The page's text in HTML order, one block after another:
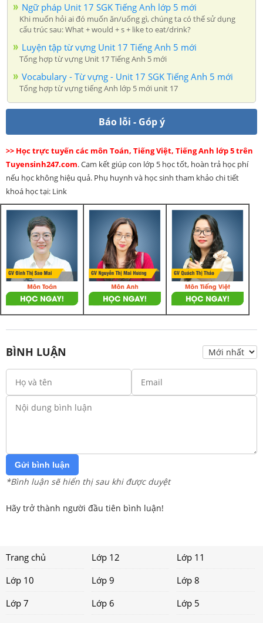
Ngữ pháp Unit 17 SGK Tiếng Anh lớp 5 mới
Khi muốn hỏi ai đó muốn ăn/uống gì, chúng ta có thể sử dụng
cấu trúc sau: What + would + s + like to eat/drink?
Luyện tập từ vựng Unit 17 Tiếng Anh 5 mới
Tổng hợp từ vựng Unit 17 Tiếng Anh 5 mới
Vocabulary - Từ vựng - Unit 17 SGK Tiếng Anh 5 mới
Tổng hợp từ vựng tiếng Anh lớp 5 mới unit 17
Báo lỗi - Góp ý
>> Học trực tuyến các môn Toán, Tiếng Việt, Tiếng Anh lớp 5 trên
Tuyensinh247.com. Cam kết giúp con lớp 5 học tốt, hoàn trả học phí
nếu học không hiệu quả. Phụ huynh và học sinh tham khảo chi tiết
khoá học tại: Link
BÌNH LUẬN
Gửi bình luận
*Bình luận sẽ hiển thị sau khi được duyệt
Hãy trở thành người đầu tiên bình luận!
Trang chủ Lớp 12
Lớp 11
Lớp 10
Lớp 9
Lớp 8
Lớp 7
Lớp 6
Lớp 5